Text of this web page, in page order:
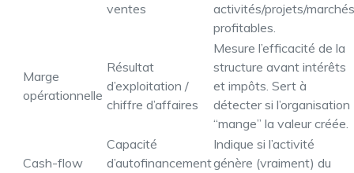
ventes
activités/projets/marchés
profitables.
Marge
opérationnelle
Résultat
d’exploitation /
chiffre d’affaires
Mesure l’efficacité de la
structure avant intérêts
et impôts. Sert à
détecter si l’organisation
“mange” la valeur créée.
Cash-flow
Capacité
d’autofinancement
Indique si l’activité
génère (vraiment) du